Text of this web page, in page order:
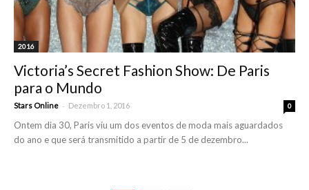
2016
Victoria’s Secret Fashion Show: De Paris
para o Mundo
Stars Online - Dezembro 1, 2016 0
Ontem dia 30, Paris viu um dos eventos de moda mais aguardados
do ano e que será transmitido a partir de 5 de dezembro...